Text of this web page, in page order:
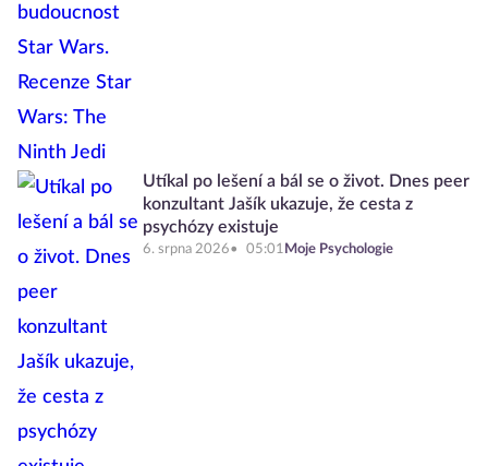
Utíkal po lešení a bál se o život. Dnes peer
konzultant Jašík ukazuje, že cesta z
psychózy existuje
6. srpna 2026 05:01 Moje Psychologie